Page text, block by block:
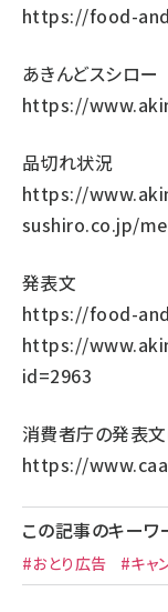
https://food-
あきんどスシロー
https://
品切れ状況
https://
sushiro.co.jp/
発表文
https://food-
https://
id=2963
消費者庁の発表
https://
この記事のキーワ
#おとり広告 #キャ